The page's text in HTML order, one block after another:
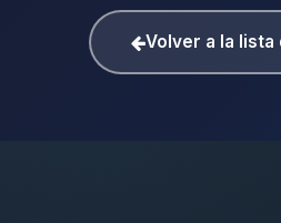
Volver a la lista